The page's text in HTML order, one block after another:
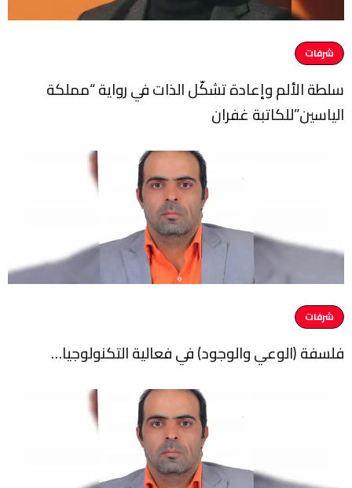
شرفات
سلطة الألم وإعادة تشكّل الذات في رواية “مملكة
الياسين”للكاتبة غفران
شرفات
فلسفة (الوعي والوجود) في فعالية التكنولوجيا…